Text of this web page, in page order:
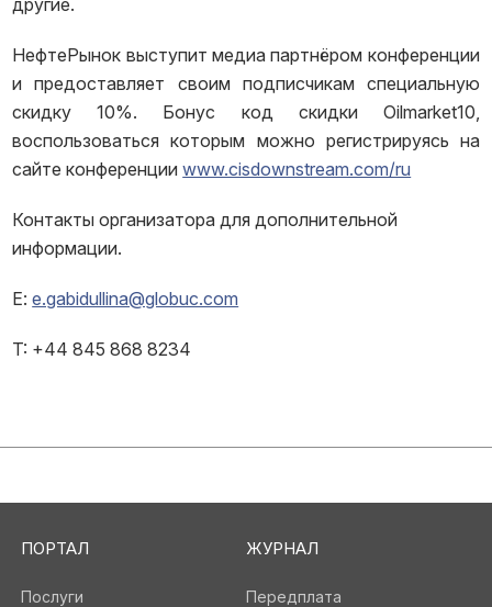
другие.
НефтеРынок выступит медиа партнёром конференции
и предоставляет своим подписчикам специальную
скидку 10%. Бонус код скидки Oilmarket10,
воспользоваться которым можно регистрируясь на
сайте конференцииwww.cisdownstream.com/ru
Контакты организатора для дополнительной
информации.
E:e.gabidullina@globuc.com
T: +44 845 868 8234
ПОРТАЛ
Послуги
ЖУРНАЛ
Передплата